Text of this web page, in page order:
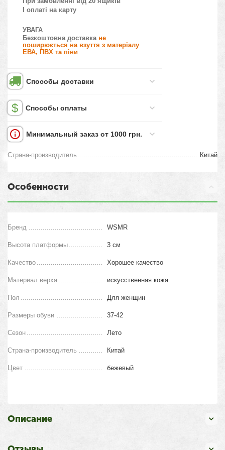
І оплаті на карту
УВАГА
Безкоштовна доставкане
поширюється на взуття з матеріалу
ЕВА, ПВХ та піни
Способы доставки
Способы оплаты
Минимальный заказ от 1000 грн.
Страна-производитель Китай
Особенности
Бренд WSMR
Высота платформы 3 см
Качество Хорошее качество
Материал верха искусственная кожа
Пол Для женщин
Размеры обуви 37-42
Сезон Лето
Страна-производитель Китай
Цвет бежевый
Описание